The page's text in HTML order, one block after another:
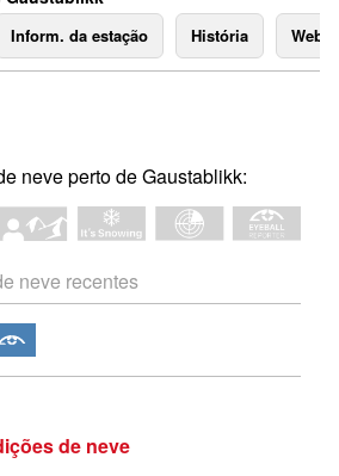
Inform. da estação História
neve perto de Gaustablikk:
neve recentes
de neve